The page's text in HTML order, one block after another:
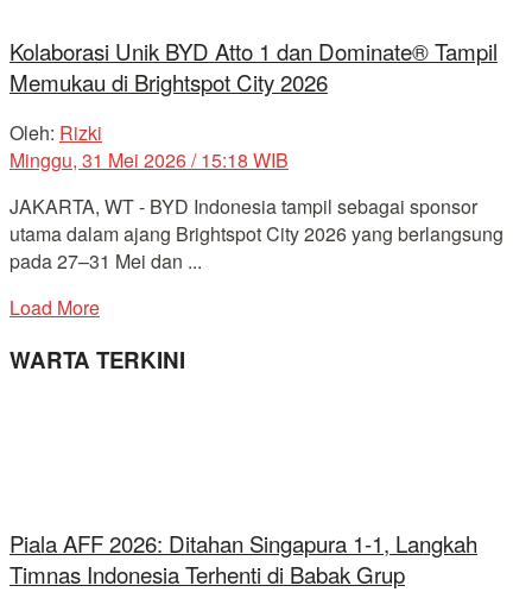
Kolaborasi Unik BYD Atto 1 dan Dominate® Tampil
Memukau di Brightspot City 2026
Oleh: Rizki
Minggu, 31 Mei 2026 / 15:18 WIB
JAKARTA, WT - BYD Indonesia tampil sebagai sponsor
utama dalam ajang Brightspot City 2026 yang berlangsung
pada 27–31 Mei dan ...
Load More
WARTA TERKINI
Piala AFF 2026: Ditahan Singapura 1-1, Langkah
Timnas Indonesia Terhenti di Babak Grup